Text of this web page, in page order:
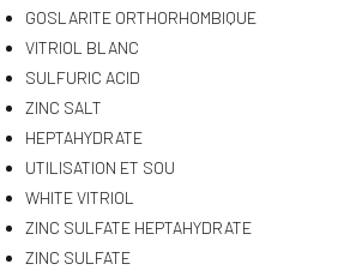
GOSLARITE ORTHORHOMBIQUE
VITRIOL BLANC
SULFURIC ACID
ZINC SALT
HEPTAHYDRATE
UTILISATION ET SOU
WHITE VITRIOL
ZINC SULFATE HEPTAHYDRATE
ZINC SULFATE